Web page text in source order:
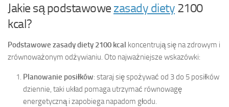
Jakie są podstawowe zasady diety 2100
kcal?
Podstawowe zasady diety 2100 kcal koncentrują się na zdrowym i
zrównoważonym odżywianiu. Oto najważniejsze wskazówki:
Planowanie posiłków: staraj się spożywać od 3 do 5 posiłków
dziennie, taki układ pomaga utrzymać równowagę
energetyczną i zapobiega napadom głodu.